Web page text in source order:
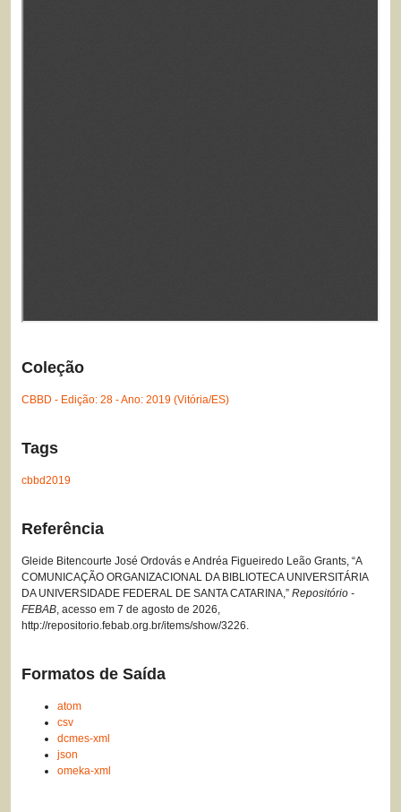
Coleção
CBBD - Edição: 28 - Ano: 2019 (Vitória/ES)
Tags
cbbd2019
Referência
Gleide Bitencourte José Ordovás e Andréa Figueiredo Leão Grants, “A
COMUNICAÇÃO ORGANIZACIONAL DA BIBLIOTECA UNIVERSITÁRIA
DA UNIVERSIDADE FEDERAL DE SANTA CATARINA,” Repositório -
FEBAB, acesso em 7 de agosto de 2026,
http://repositorio.febab.org.br/items/show/3226.
Formatos de Saída
atom
csv
dcmes-xml
json
omeka-xml